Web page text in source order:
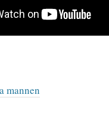
mannen